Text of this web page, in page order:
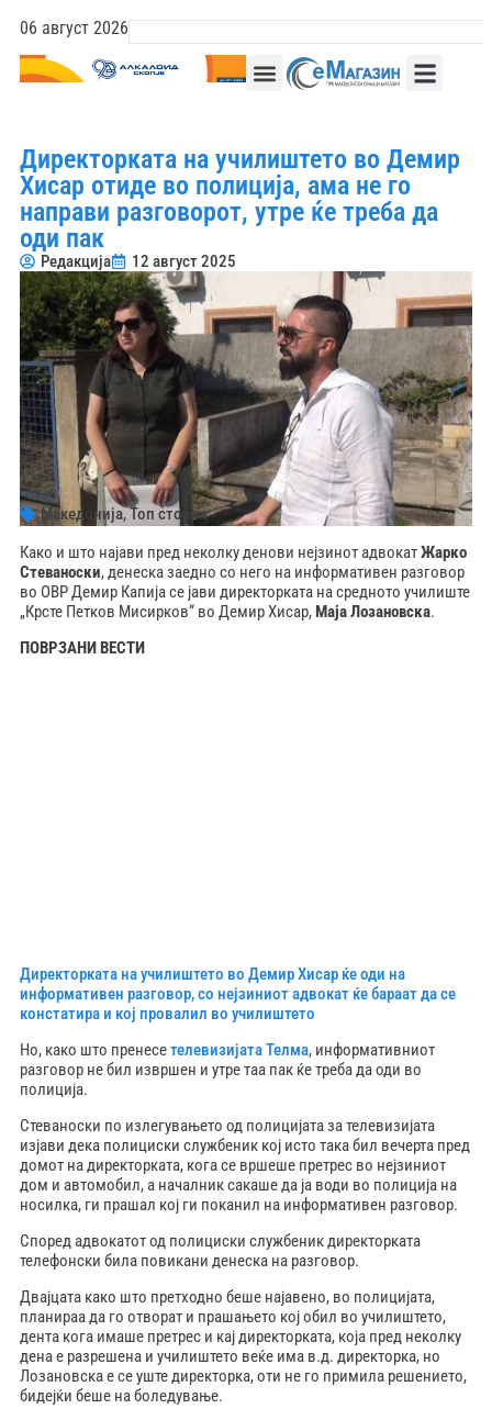
06 август 2026
Директорката на училиштето во Демир
Хисар отиде во полиција, ама не го
направи разговорот, утре ќе треба да
оди пак
Редакција 12 август 2025
Македонија,Топ стории
Како и што најави пред неколку денови нејзинот адвокатЖарко
Стеваноски, денеска заедно со него на информативен разговор
во ОВР Демир Капија се јави директорката на средното училиште
„Крсте Петков Мисирков“ во Демир Хисар,Маја Лозановска.
ПОВРЗАНИ ВЕСТИ
Директорката на училиштето во Демир Хисар ќе оди на
информативен разговор, со нејзиниот адвокат ќе бараат да се
констатира и кој провалил во училиштето
Но, како што пренесетелевизијата Телма, информативниот
разговор не бил извршен и утре таа пак ќе треба да оди во
полиција.
Стеваноски по излегувањето од полицијата за телевизијата
изјави дека полициски службеник кој исто така бил вечерта пред
домот на директорката, кога се вршеше претрес во нејзиниот
дом и автомобил, а началник сакаше да ја води во полиција на
носилка, ги прашал кој ги поканил на информативен разговор.
Според адвокатот од полициски службеник директорката
телефонски била повикани денеска на разговор.
Двајцата како што претходно беше најавено, во полицијата,
планираа да го отворат и прашањето кој обил во училиштето,
дента кога имаше претрес и кај директорката, која пред неколку
дена е разрешена и училиштето веќе има в.д. директорка, но
Лозановска е се уште директорка, оти не го примила решението,
бидејќи беше на боледување.